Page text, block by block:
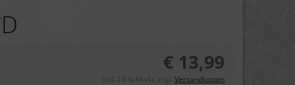
€ 13,99
inkl. 19 % MwSt. zzgl. Versandkosten